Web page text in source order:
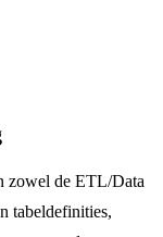
zowel de ETL/Data
tabeldefinities,